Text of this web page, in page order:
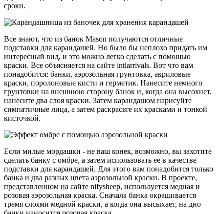
сроки.
Все знают, что из банок Mason получаются отличные
подставки для карандашей. Но было бы неплохо придать им
интересный вид, и это можно легко сделать с помощью
краски. Все объясняется на сайте intlarrivals. Вот что вам
понадобится: банки, аэрозольная грунтовка, акриловые
краски, поролоновые кисти и герметик. Нанесите немного
грунтовки на внешнюю сторону банок и, когда она высохнет,
нанесите два слоя краски. Затем карандашом нарисуйте
симпатичные лица, а затем раскрасьте их красками и тонкой
кисточкой.
Если милые мордашки - не ваш конек, возможно, вы захотите
сделать банку с омбре, а затем использовать ее в качестве
подставки для карандашей. Для этого вам понадобится только
банка и два разных цвета аэрозольной краски. В проекте,
представленном на сайте nifysheep, используется медная и
розовая аэрозольная краска. Сначала банка окрашивается
тремя слоями медной краски, а когда она высыхает, на дно